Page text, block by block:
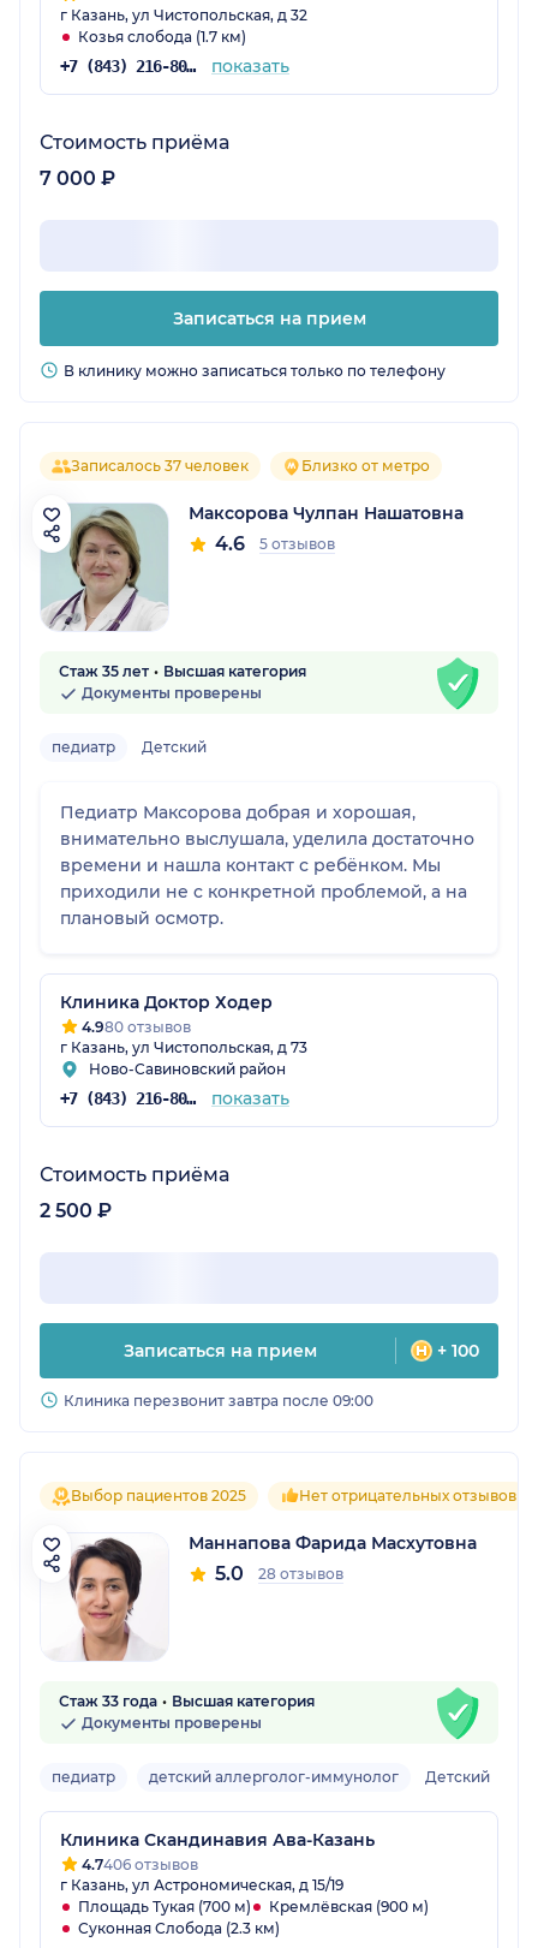
г Казань, ул Чистопольская, д 32
Козья слобода (1.7 км)
+7 (843) 216-80-19 показать
Стоимость приёма
7 000 ₽
Записаться на прием
В клинику можно записаться только по телефону
Записалось 37 человек Близко от метро
Максорова Чулпан Нашатовна
4.6 5 отзывов
Стаж 35 лет
Высшая категория
Документы проверены
педиатр Детский
Педиатр Максорова добрая и хорошая,
внимательно выслушала, уделила достаточно
времени и нашла контакт с ребёнком. Мы
приходили не с конкретной проблемой, а на
плановый осмотр.
Клиника Доктор Ходер
4.980 отзывов
г Казань, ул Чистопольская, д 73
Ново-Савиновский район
+7 (843) 216-80-17 показать
Стоимость приёма
2 500 ₽
Записаться на прием + 100
Клиника перезвонит завтра после 09:00
Выбор пациентов 2025 Нет отрицательных отзывов
Маннапова Фарида Масхутовна
5.0 28 отзывов
Стаж 33 года
Высшая категория
Документы проверены
педиатр детский аллерголог-иммунолог Детский
Клиника Скандинавия Ава-Казань
4.7406 отзывов
г Казань, ул Астрономическая, д 15/19
Площадь Тукая (700 м)
Кремлёвская (900 м)
Суконная Слобода (2.3 км)